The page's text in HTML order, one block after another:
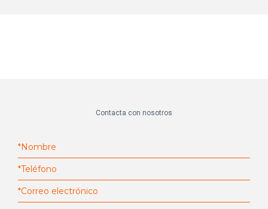
Contacta con nosotros